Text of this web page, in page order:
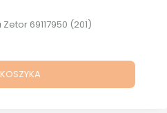
69117950 (201)